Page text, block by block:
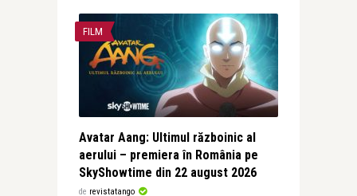
FILM
Avatar Aang: Ultimul războinic al
aerului – premiera în România pe
SkyShowtime din 22 august 2026
de revistatango